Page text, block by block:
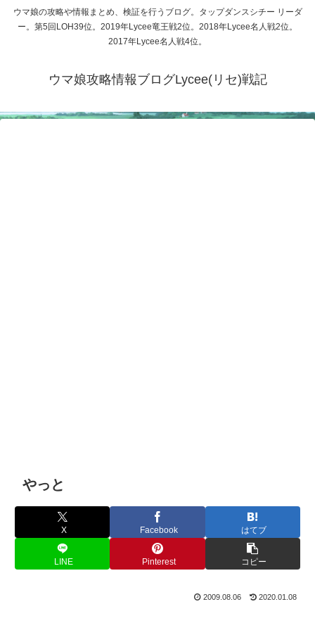
ウマ娘の攻略や情報まとめ、検証を行うブログ。タップダンスシチー リーダ
ー。第5回LOH39位。2019年Lycee竜王戦2位。2018年Lycee名人戦2位。
2017年Lycee名人戦4位。
ウマ娘攻略情報ブログLycee(リセ)戦記
やっと
X Facebook はてブ
LINE Pinterest コピー
2009.08.06 2020.01.08